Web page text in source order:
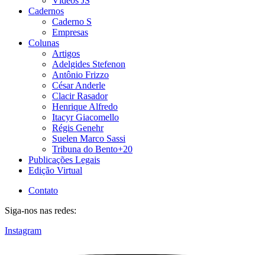
Cadernos
Caderno S
Empresas
Colunas
Artigos
Adelgides Stefenon
Antônio Frizzo
César Anderle
Clacir Rasador
Henrique Alfredo
Itacyr Giacomello
Régis Genehr
Suelen Marco Sassi
Tribuna do Bento+20
Publicações Legais
Edição Virtual
Contato
Siga-nos nas redes:
Instagram